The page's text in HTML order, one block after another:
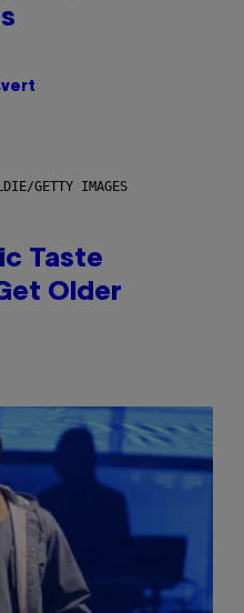
GETTY IMAGES
Taste
Older